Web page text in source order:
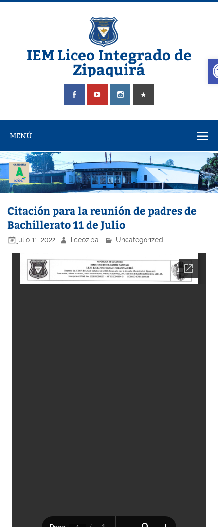
IEM Liceo Integrado de
Zipaquirá
Pagina del Liceo Integrado Zipaquira
MENÚ
Citación para la reunión de padres de
Bachillerato 11 de Julio
julio 11, 2022 liceozipa Uncategorized